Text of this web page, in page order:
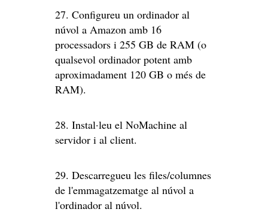
27. Configureu un ordinador al
núvol a Amazon amb 16
processadors i 255 GB de RAM (o
qualsevol ordinador potent amb
aproximadament 120 GB o més de
RAM).
28. Instal·leu el NoMachine al
servidor i al client.
29. Descarregueu les files/columnes
de l'emmagatzematge al núvol a
l'ordinador al núvol.